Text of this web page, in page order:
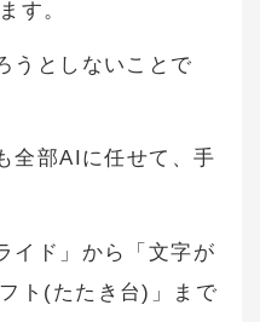
す。
うとしないことで
部AIに任せて、手
ド」から「文字が
ト(たたき台)」まで